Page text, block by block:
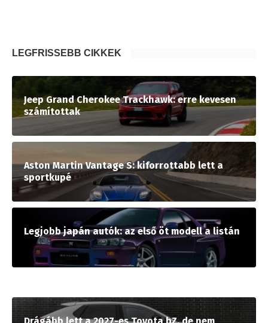
LEGFRISSEBB CIKKEK
Jeep Grand Cherokee Trackhawk: erre kevesen
számítottak
Aston Martin Vantage S: kiforrottabb lett a
sportkupé
Legjobb japán autók: az első öt modell a listán